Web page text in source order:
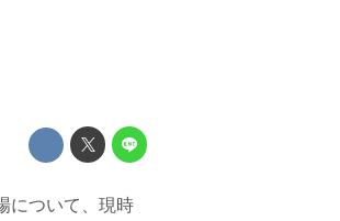
について、現時